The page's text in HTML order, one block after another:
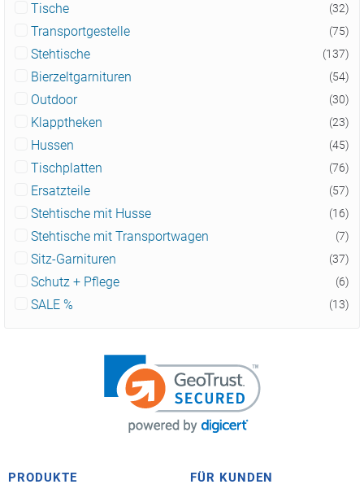
Tische (32)
Transportgestelle (75)
Stehtische (137)
Bierzeltgarnituren (54)
Outdoor (30)
Klapptheken (23)
Hussen (45)
Tischplatten (76)
Ersatzteile (57)
Stehtische mit Husse (16)
Stehtische mit Transportwagen (7)
Sitz-Garnituren (37)
Schutz + Pflege (6)
SALE % (13)
PRODUKTE FÜR KUNDEN